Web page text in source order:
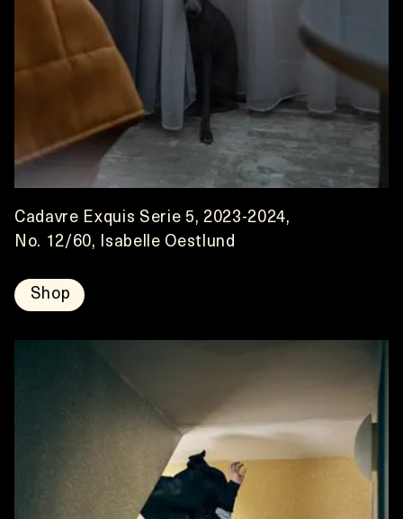
Cadavre Exquis Serie 5, 2023-2024,
No. 12/60, Isabelle Oestlund
Shop